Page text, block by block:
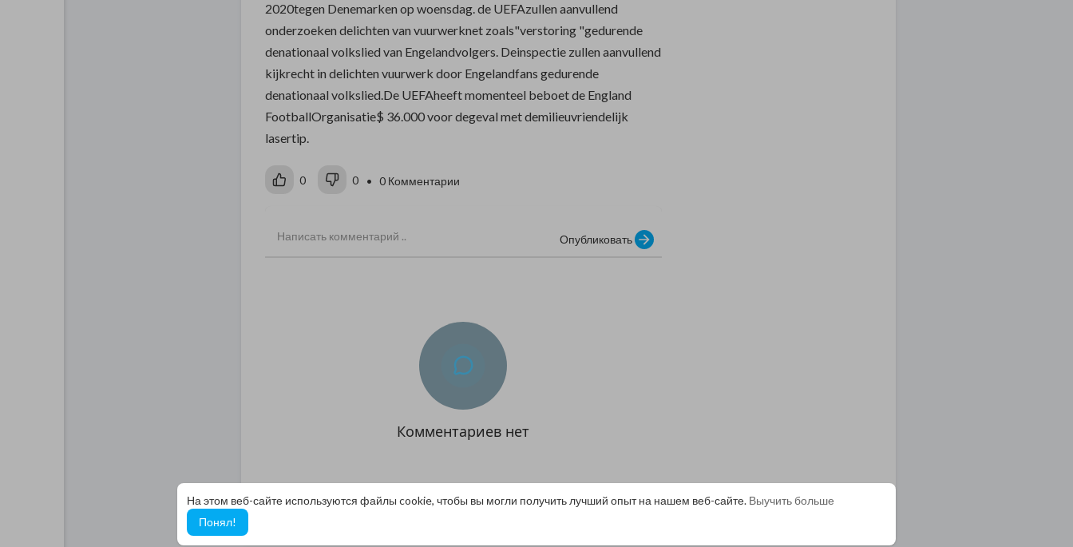
На этом веб-сайте используются файлы cookie, чтобы вы могли получить лучший опыт на нашем веб-сайте. Выучить больше
Понял!
2020tegen Denemarken op woensdag. de UEFAzullen aanvullend
onderzoeken delichten van vuurwerknet zoals"verstoring "gedurende
denationaal volkslied van Engelandvolgers. Deinspectie zullen aanvullend
kijkrecht in delichten vuurwerk door Engelandfans gedurende
denationaal volkslied.De UEFAheeft momenteel beboet de England
FootballOrganisatie$ 36.000 voor degeval met demilieuvriendelijk
lasertip.
0 0 • 0 Комментарии
Опубликовать
Комментариев нет